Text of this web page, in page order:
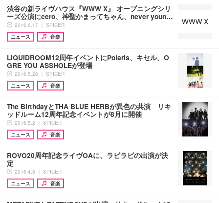
渋谷の新ライヴハウス『WWW X』 オープニングシリ
ーズ公演にcero、神聖かまってちゃん、never youn…
2016.6.17 ｜ SPICER
ニュース
音楽
LIQUIDROOM12周年イベントにPolaris、キセル、O
GRE YOU ASSHOLEが登場
2016.5.28 ｜ SPICER
ニュース
音楽
The BirthdayとTHA BLUE HERBが異色の共演 リキ
ッドルーム12周年記念イベントが8月に開催
2016.5.2 ｜ SPICER
ニュース
音楽
ROVO20周年記念ライヴOAに、ラビラビの出演が決
定
2016.4.8 ｜ SPICER
ニュース
音楽